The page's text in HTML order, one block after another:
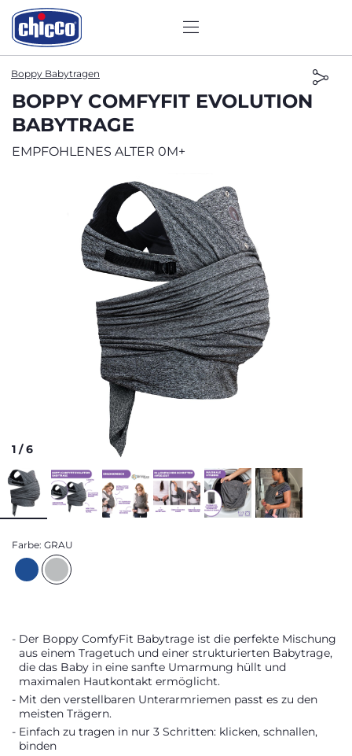
Boppy Babytragen
BOPPY COMFYFIT EVOLUTION
BABYTRAGE
EMPFOHLENES ALTER 0M+
1 /6
Farbe: GRAU
Der Boppy ComfyFit Babytrage ist die perfekte Mischung
aus einem Tragetuch und einer strukturierten Babytrage,
die das Baby in eine sanfte Umarmung hüllt und
maximalen Hautkontakt ermöglicht.
Mit den verstellbaren Unterarmriemen passt es zu den
meisten Trägern.
Einfach zu tragen in nur 3 Schritten: klicken, schnallen,
binden